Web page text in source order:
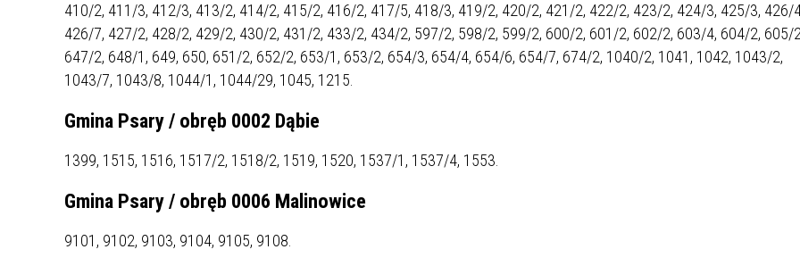
BĘDZIŃSKA AKADEMIA MAŁEGO
SPORTOWCA
AKCJA ŻYJ ZDROWO BEZ
ALKOHOLU
GDZIE MOŻNA ZNALEŹĆ I
WYGLĄDA PRACA W NGO?
PORADY OD PRACA.PL
WZMOCNIENIE PROCESU
ŚLĄSKA
KONKURS FOTOGRAFICZNY
„METROPOLIA. PRZEZ PRYZMAT
URZĄD KNF - XV EDYCJA
410/2, 411/3, 412/3, 413/2, 414/2, 415/2, 416/2, 417/5, 418/3, 419/2, 420/2, 421/2, 422/2, 423/2, 424/3, 425/3, 426/
426/7, 427/2, 428/2, 429/2, 430/2, 431/2, 433/2, 434/2, 597/2, 598/2, 599/2, 600/2, 601/2, 602/2, 603/4, 604/2, 605/
647/2, 648/1, 649, 650, 651/2, 652/2, 653/1, 653/2, 654/3, 654/4, 654/6, 654/7, 674/2, 1040/2, 1041, 1042, 1043/2,
1043/7, 1043/8, 1044/1, 1044/29, 1045, 1215.
Gmina Psary / obręb 0002 Dąbie
1399, 1515, 1516, 1517/2, 1518/2, 1519, 1520, 1537/1, 1537/4, 1553.
Gmina Psary / obręb 0006 Malinowice
9101, 9102, 9103, 9104, 9105, 9108.